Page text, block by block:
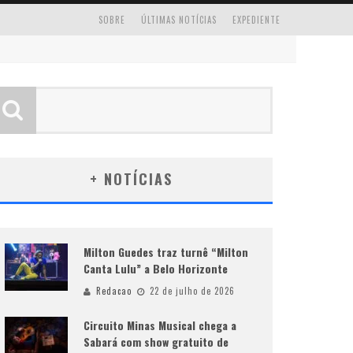
EXPEDIENTE
ÚLTIMAS NOTÍCIAS
SOBRE
+ NOTÍCIAS
Milton Guedes traz turnê “Milton
Canta Lulu” a Belo Horizonte
Redacao 22 de julho de 2026
Circuito Minas Musical chega a
Sabará com show gratuito de